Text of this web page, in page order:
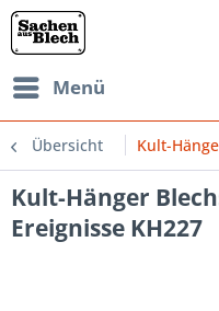
Menü
Übersicht Kult-
Kult-Hänger
Ereignisse KH227